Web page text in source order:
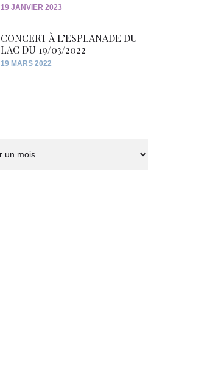
19 JANVIER 2023
CONCERT À L’ESPLANADE DU
LAC DU 19/03/2022
19 MARS 2022